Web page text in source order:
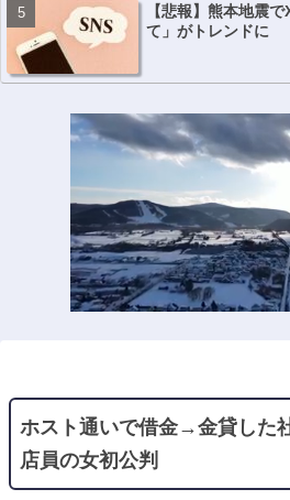
【悲報】熊本地震
て」がトレンドに
ホスト通いで借金→金貸した
店員の女初公判